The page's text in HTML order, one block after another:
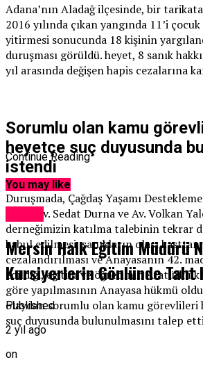
Adana’nın Aladağ ilçesinde, bir
2016 yılında çıkan yangında 11’i
yitirmesi sonucunda 18 kişinin
duruşması görüldü. heyet, 8 sanık
yıl arasında değişen hapis cezalarına
Sorumlu olan kamu
heyetçe suç duyusunda
istendi
Duruşmada, Çağdaş Yaşamı
adına Av. Sedat Durna ve Av. Volkan
derneğimizin katılma talebinin tekrar
kabul edilmesi, sanıkların olası kasttan
cezalandırılması ve Anayasanın 42.
edildiği, eğitim ve öğretimin Atatürk
göre yapılmasının Anayasa hükmü
olaydan sorumlu olan kamu görevlileri
suç duyusunda bulunulmasını talep
Continue Reading
You may like
Mersin Halk Eğitim Müdürü
Kursiyerlerin Gönlünde Taht
Published
2 yıl ago
on